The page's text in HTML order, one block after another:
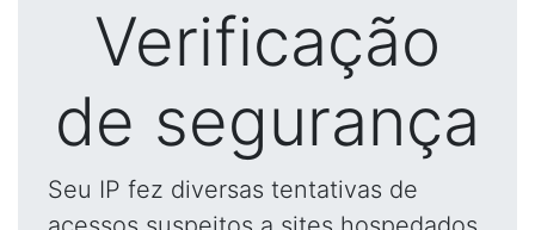
Verificação
de segurança
Seu IP fez diversas tentativas de